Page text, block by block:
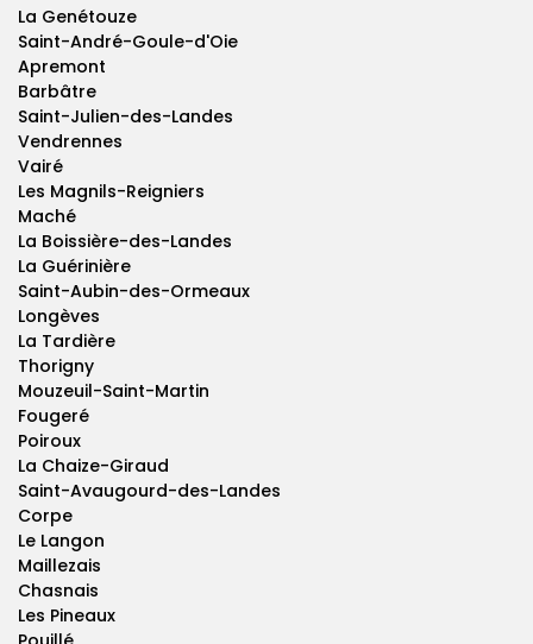
La Genétouze
Saint-André-Goule-d'Oie
Apremont
Barbâtre
Saint-Julien-des-Landes
Vendrennes
Vairé
Les Magnils-Reigniers
Maché
La Boissière-des-Landes
La Guérinière
Saint-Aubin-des-Ormeaux
Longèves
La Tardière
Thorigny
Mouzeuil-Saint-Martin
Fougeré
Poiroux
La Chaize-Giraud
Saint-Avaugourd-des-Landes
Corpe
Le Langon
Maillezais
Chasnais
Les Pineaux